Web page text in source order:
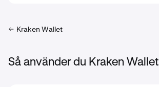
Kraken Wallet
Så använder du Kraken Wallet